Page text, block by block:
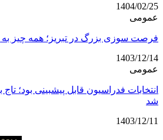
1404/02/25
عمومی
فرصت سوزی بزرگ در تبریز؛ همه چیز
1403/12/14
عمومی
انتخابات فدراسیون قابل پیشبینی بود؛
شد
1403/12/11